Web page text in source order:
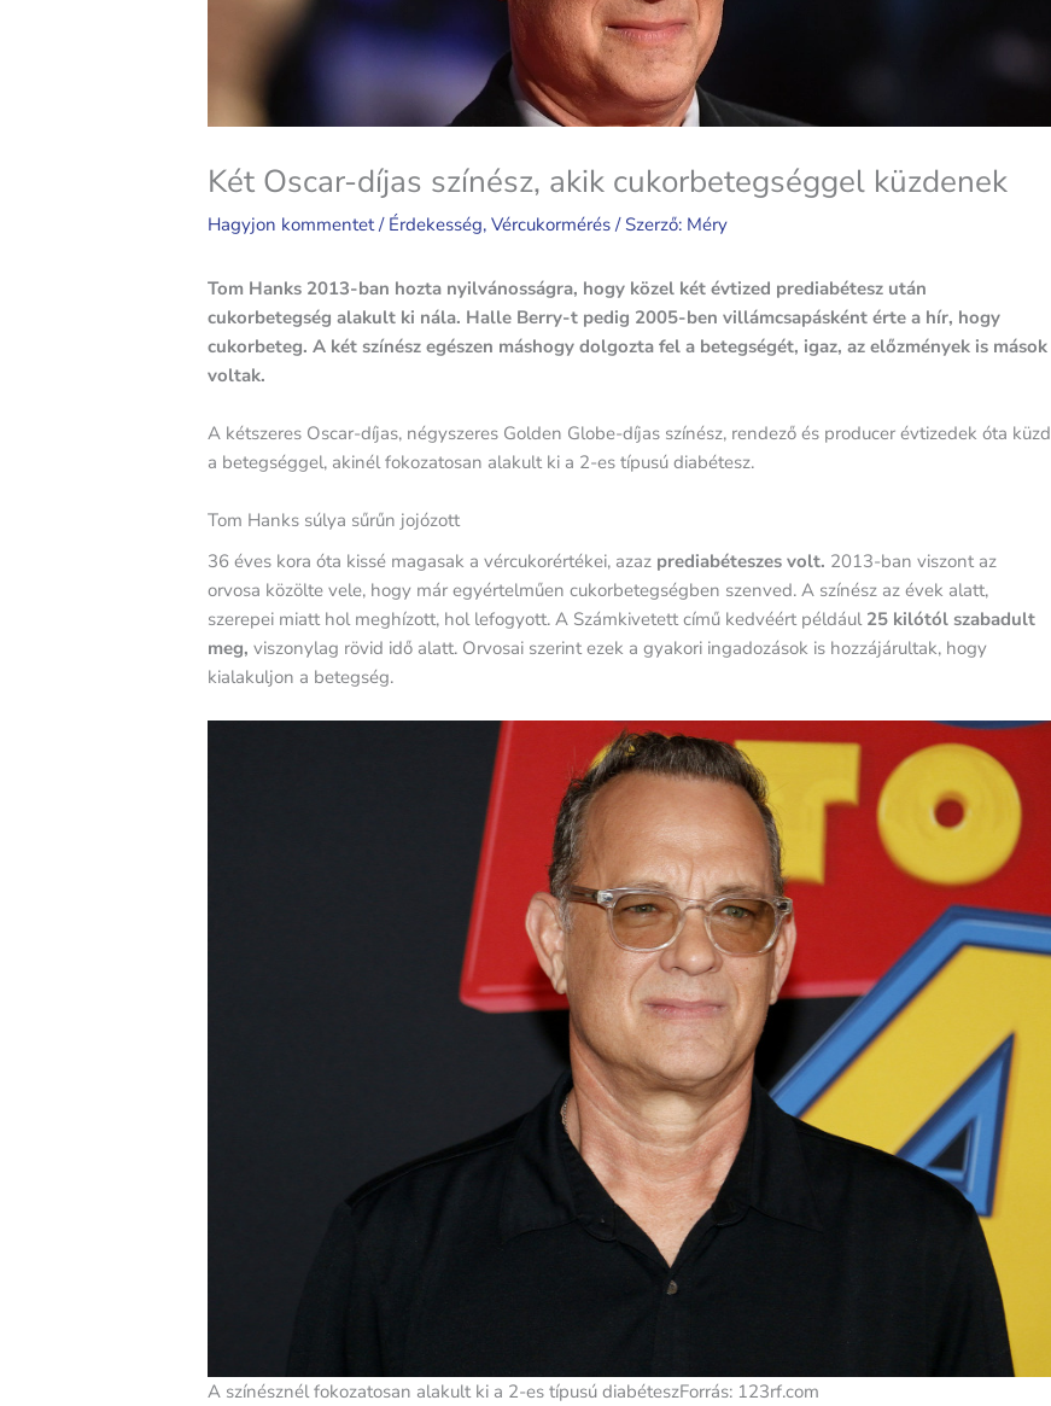
Két Oscar-díjas színész, akik cukorbetegséggel küzdenek
Hagyjon kommentet / Érdekesség,Vércukormérés / Szerző: Méry
Tom Hanks 2013-ban hozta nyilvánosságra, hogy közel két évtized prediabétesz után
cukorbetegség alakult ki nála. Halle Berry-t pedig 2005-ben villámcsapásként érte a hír, hogy
cukorbeteg. A két színész egészen máshogy dolgozta fel a betegségét, igaz, az előzmények is mások
voltak.
A kétszeres Oscar-díjas, négyszeres Golden Globe-díjas színész, rendező és producer évtizedek óta küzd
a betegséggel, akinél fokozatosan alakult ki a 2-es típusú diabétesz.
Tom Hanks súlya sűrűn jojózott
36 éves kora óta kissé magasak a vércukorértékei, azaz prediabéteszes volt. 2013-ban viszont az
orvosa közölte vele, hogy már egyértelműen cukorbetegségben szenved. A színész az évek alatt,
szerepei miatt hol meghízott, hol lefogyott. A Számkivetett című kedvéért például 25 kilótól szabadult
meg, viszonylag rövid idő alatt. Orvosai szerint ezek a gyakori ingadozások is hozzájárultak, hogy
kialakuljon a betegség.
A színésznél fokozatosan alakult ki a 2-es típusú diabéteszForrás: 123rf.com